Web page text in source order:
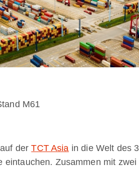
M61
auf derTCT Asia in die Welt des
eintauchen. Zusammen mit